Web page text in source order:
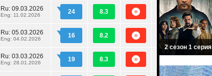
Ru: 09.03.2026
Eng: 11.02.2026 24 8.3
Ru: 05.03.2026
Eng: 04.02.2026 16 8.2
Ru: 03.03.2026
Eng: 28.01.2026 19 8.3
2 сезон 1 серия